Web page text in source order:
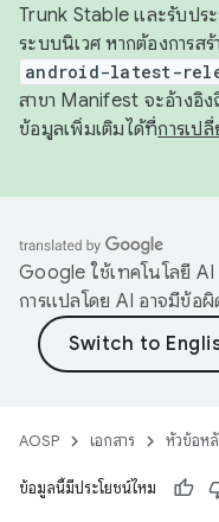
Trunk Stable และรับปร
ระบบนิเวศ หากต้องการส
android-latest-
สาขา Manifest จะอ้างอิ
ข้อมูลเพิ่มเติมได้ที่การเป
Google ใช้เทคโนโลยี
การแปลโดย AI อาจมีข้อ
AOSP เอกสาร หัวข้อห
ข้อมูลนี้มีประโยชน์ไหม